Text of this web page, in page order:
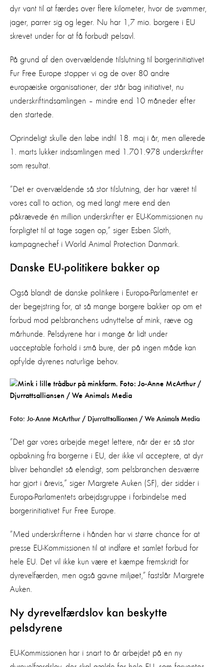
dyr vant til at færdes over flere kilometer, hvor de svømmer,
jager, parrer sig og leger. Nu har 1,7 mio. borgere i EU
skrevet under for at få forbudt pelsavl.
På grund af den overvældende tilslutning til borgerinitiativet
Fur Free Europe stopper vi og de over 80 andre
europæiske organisationer, der står bag initiativet, nu
underskriftindsamlingen – mindre end 10 måneder efter
den startede.
Oprindeligt skulle den løbe indtil 18. maj i år, men allerede
1. marts lukker indsamlingen med 1.701.978 underskrifter
som resultat.
“Det er overvældende så stor tilslutning, der har været til
vores call to action, og med langt mere end den
påkrævede én million underskrifter er EU-Kommissionen nu
forpligtet til at tage sagen op,” siger Esben Sloth,
kampagnechef i World Animal Protection Danmark.
Danske EU-politikere bakker op
Også blandt de danske politikere i Europa-Parlamentet er
der begejstring for, at så mange borgere bakker op om et
forbud mod pelsbranchens udnyttelse af mink, ræve og
mårhunde. Pelsdyrene har i mange år lidt under
uacceptable forhold i små bure, der på ingen måde kan
opfylde dyrenes naturlige behov.
Foto: Jo-Anne McArthur / Djurrattsalliansen / We Animals Media
”Det gør vores arbejde meget lettere, når der er så stor
opbakning fra borgerne i EU, der ikke vil acceptere, at dyr
bliver behandlet så elendigt, som pelsbranchen desværre
har gjort i årevis,” siger Margrete Auken (SF), der sidder i
Europa-Parlamentets arbejdsgruppe i forbindelse med
borgerinitiativet Fur Free Europe.
“Med underskrifterne i hånden har vi større chance for at
presse EU-Kommissionen til at indføre et samlet forbud for
hele EU. Det vil ikke kun være et kæmpe fremskridt for
dyrevelfærden, men også gavne miljøet,” fastslår Margrete
Auken.
Ny dyrevelfærdslov kan beskytte
pelsdyrene
EU-Kommissionen har i snart to år arbejdet på en ny